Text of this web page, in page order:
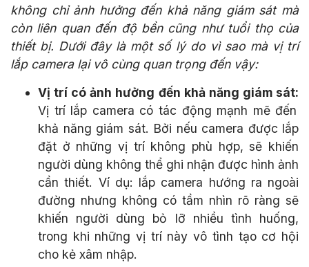
không chỉ ảnh hưởng đến khả năng giám sát mà
còn liên quan đến độ bền cũng như tuổi thọ của
thiết bị. Dưới đây là một số lý do vì sao mà vị trí
lắp camera lại vô cùng quan trọng đến vậy:
Vị trí có ảnh hưởng đến khả năng giám sát:
Vị trí lắp camera có tác động mạnh mẽ đến
khả năng giám sát. Bởi nếu camera được lắp
đặt ở những vị trí không phù hợp, sẽ khiến
người dùng không thể ghi nhận được hình ảnh
cần thiết. Ví dụ: lắp camera hướng ra ngoài
đường nhưng không có tầm nhìn rõ ràng sẽ
khiến người dùng bỏ lỡ nhiều tình huống,
trong khi những vị trí này vô tình tạo cơ hội
cho kẻ xâm nhập.